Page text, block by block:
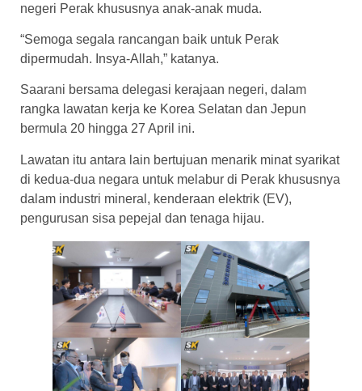
negeri Perak khususnya anak-anak muda.
“Semoga segala rancangan baik untuk Perak
dipermudah. Insya-Allah,” katanya.
Saarani bersama delegasi kerajaan negeri, dalam
rangka lawatan kerja ke Korea Selatan dan Jepun
bermula 20 hingga 27 April ini.
Lawatan itu antara lain bertujuan menarik minat syarikat
di kedua-dua negara untuk melabur di Perak khususnya
dalam industri mineral, kenderaan elektrik (EV),
pengurusan sisa pepejal dan tenaga hijau.